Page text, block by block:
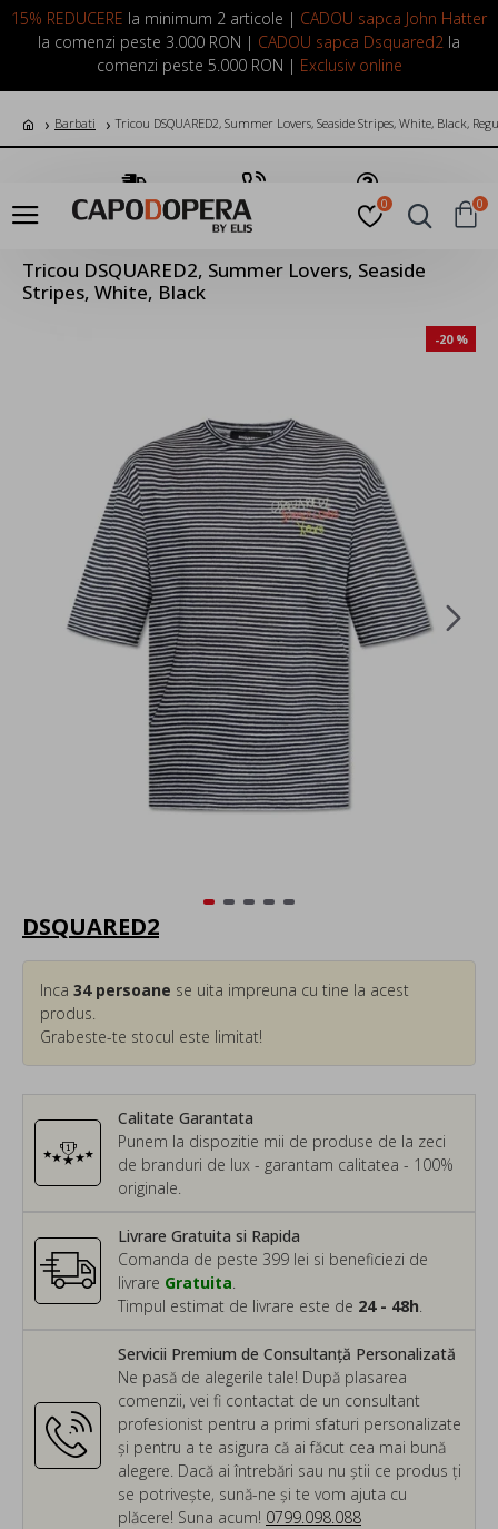
15% REDUCERE la minimum 2 articole | CADOU sapca John Hatter
la comenzi peste 3.000 RON | CADOU sapca Dsquared2 la
comenzi peste 5.000 RON | Exclusiv online
LOGIN INREGISTRARE
0 0
Barbati Tricou DSQUARED2, Summer Lovers, Seaside Stripes, White, Black,
Transport Gratuit Suna Acum Pune o Intrebare
Tricou DSQUARED2, Summer Lovers, Seaside
Stripes, White, Black
-20 %
DSQUARED2
Calitate Garantata
Punem la dispozitie mii de produse de la zeci
de branduri de lux - garantam calitatea - 100%
originale.
Inca 34persoane se uita impreuna cu tine la acest
produs.
Grabeste-te stocul este limitat!
Servicii Premium de Consultanță Personalizată
Ne pasă de alegerile tale! După plasarea
comenzii, vei fi contactat de un consultant
profesionist pentru a primi sfaturi personalizate
și pentru a te asigura că ai făcut cea mai bună
alegere. Dacă ai întrebări sau nu știi ce produs ți
se potrivește, sună-ne și te vom ajuta cu
plăcere! Suna acum! 0799.098.088
Livrare Gratuita si Rapida
Comanda de peste 399 lei si beneficiezi de
livrare Gratuita
Timpul estimat de livrare este de 24 - 48h